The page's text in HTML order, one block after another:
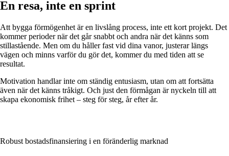
En resa, inte en sprint
Att bygga förmögenhet är en livslång process, inte ett kort projekt. Det
kommer perioder när det går snabbt och andra när det känns som
stillastående. Men om du håller fast vid dina vanor, justerar längs
vägen och minns varför du gör det, kommer du med tiden att se
resultat.
Motivation handlar inte om ständig entusiasm, utan om att fortsätta
även när det känns tråkigt. Och just den förmågan är nyckeln till att
skapa ekonomisk frihet – steg för steg, år efter år.
Robust bostadsfinansiering i en föränderlig marknad